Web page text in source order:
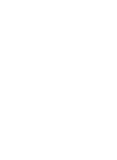
— ovunque, gratuitamente.